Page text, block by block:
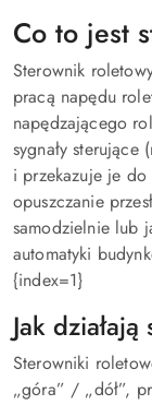
Co to jest
Sterownik
pracą napędu
napędzającego
sygnały sterujące
i przekazuje je
opuszczanie
samodzielnie lub
automatyki
{index=1}
Jak
Sterowniki
„góra” / „dół”,